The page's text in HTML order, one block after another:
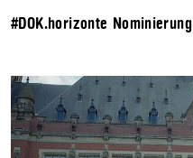
#DOK.horizonte Nominierung